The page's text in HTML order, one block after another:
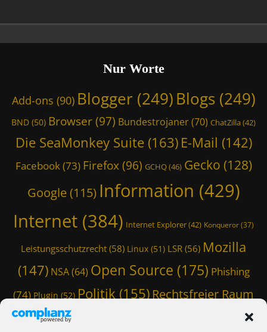
Nur Worte
Add-ons (90) Blogger (249) Blogs(249)
BND (50) Browser (97) Bundestrojaner(70) ChatZilla(42)
Die SeaMonkey Suite(163) E-Mail (142)
Facebook(73) Firefox(96) GCHQ(46) Gecko (128)
Google(115) Information (429)
Internet (384) Internet Explorer(42) Konqueror(37)
Leistungsschutzrecht (58) Linux (51) LSR (56) Mozilla
(147) NSA(64) Open Source (175) Phishing
(74) Plugin (52) Politik (155) Rechtsfreier Raum
(117)Schwarze Koffer